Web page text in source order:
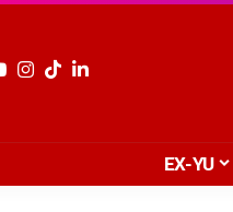
EX-YU